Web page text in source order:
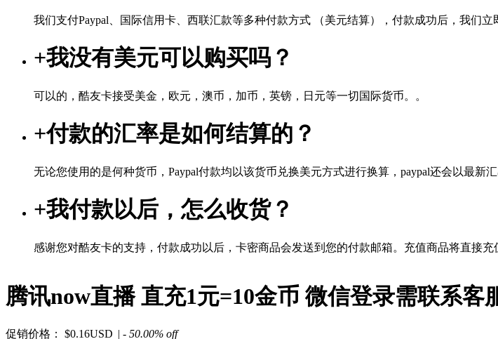
我们支付Paypal、国际信用卡、西联汇款等多种付款方式 （美元结算），付款成功后，我们立
+我没有美元可以购买吗？
可以的，酷友卡接受美金，欧元，澳币，加币，英镑，日元等一切国际货币。。
+付款的汇率是如何结算的？
无论您使用的是何种货币，Paypal付款均以该货币兑换美元方式进行换算，paypal还会以最新
+我付款以后，怎么收货？
感谢您对酷友卡的支持，付款成功以后，卡密商品会发送到您的付款邮箱。充值商品将直接
腾讯now直播 直充1元=10金币 微信登录需联系客
促销价格： $0.16USD | - 50.00% off